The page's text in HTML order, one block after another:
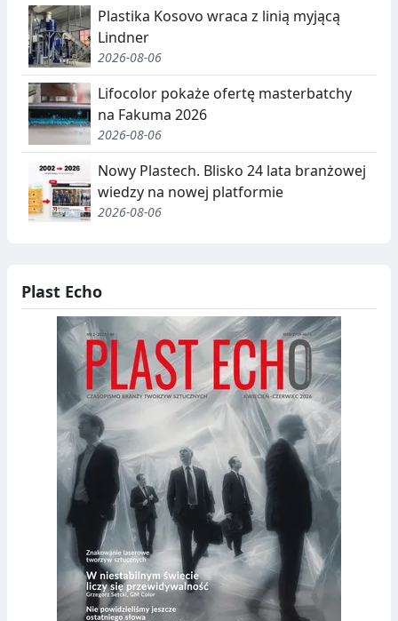
Plastika Kosovo wraca z linią myjącą
Lindner
2026-08-06
Lifocolor pokaże ofertę masterbatchy
na Fakuma 2026
2026-08-06
Nowy Plastech. Blisko 24 lata branżowej
wiedzy na nowej platformie
2026-08-06
Plast Echo